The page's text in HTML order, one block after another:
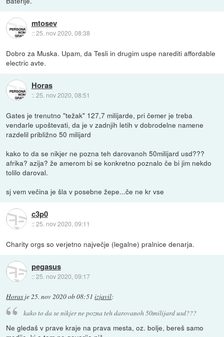
mtosev
::25. nov 2020, 08:38
Dobro za Muska. Upam, da Tesli in drugim uspe narediti affordable
electric avte.
Horas
::25. nov 2020, 08:51
Gates je trenutno "težak" 127,7 milijarde, pri čemer je treba
vendarle upoštevati, da je v zadnjih letih v dobrodelne namene
razdelil približno 50 milijard
kako to da se nikjer ne pozna teh darovanoh 50milijard usd???
afrika? azija? že amerom bi se konkretno poznalo če bi jim nekdo
tolilo daroval.
sj vem večina je šla v posebne žepe...če ne kr vse
c3p0
::25. nov 2020, 09:11
Charity orgs so verjetno največje (legalne) pralnice denarja.
pegasus
::25. nov 2020, 09:17
Horas je25. nov 2020 ob 08:51 izjavil:
kako to da se nikjer ne pozna teh darovanoh 50milijard usd???
Ne gledaš v prave kraje na prava mesta, oz. bolje, bereš samo